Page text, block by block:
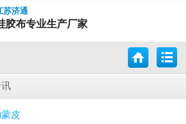
苏济通
胶布专业生产厂家
皮